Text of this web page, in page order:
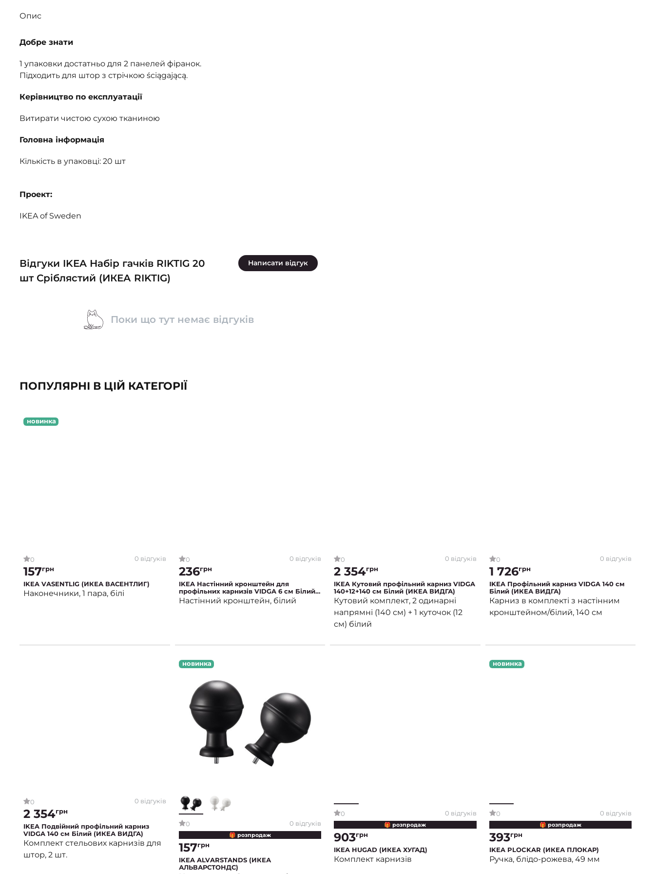
Опис
Добре знати
1 упаковки достатньо для 2 панелей фіранок.
Підходить для штор з стрічкою ściągającą.
Керівництво по експлуатації
Витирати чистою сухою тканиною
Головна інформація
Кількість в упаковці: 20 шт
Проект:
IKEA of Sweden
Відгуки IKEA Набір гачків RIKTIG 20
шт Сріблястий (ИКЕА RIKTIG)
Написати відгук
Поки що тут немає відгуків
ПОПУЛЯРНІ В ЦІЙ КАТЕГОРІЇ
новинка
0 0 відгуків
157грн
IKEA VASENTLIG (ИКЕА ВАСЕНТЛИГ)
Наконечники, 1 пара, білі
0 0 відгуків
236грн
IKEA Настінний кронштейн для
профільних карнизів VIDGA 6 см Білий
(ИКЕА ВИДГА)
Настінний кронштейн, білий
0 0 відгуків
2 354грн
IKEA Кутовий профільний карниз VIDGA
140+12+140 см Білий (ИКЕА ВИДГА)
Кутовий комплект, 2 одинарні
напрямні (140 см) + 1 куточок (12
см) білий
0 0 відгуків
1 726грн
IKEA Профільний карниз VIDGA 140 см
Білий (ИКЕА ВИДГА)
Карниз в комплекті з настінним
кронштейном/білий, 140 см
0 0 відгуків
2 354грн
IKEA Подвійний профільний карниз
VIDGA 140 см Білий (ИКЕА ВИДГА)
Комплект стельових карнизів для
штор, 2 шт.
новинка
0 0 відгуків
🎁 розпродаж
157грн
IKEA ALVARSTANDS (ИКЕА
АЛЬВАРСТОНДС)
0 відгуків
903
IKEA HUGAD (ИКЕА ХУГАД)
новинка
0 відгуків
393
IKEA PLOCKAR (ИКЕА ПЛОКАР)